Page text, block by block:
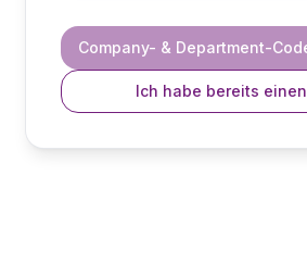
Company- & Department-
Ich habe bereits